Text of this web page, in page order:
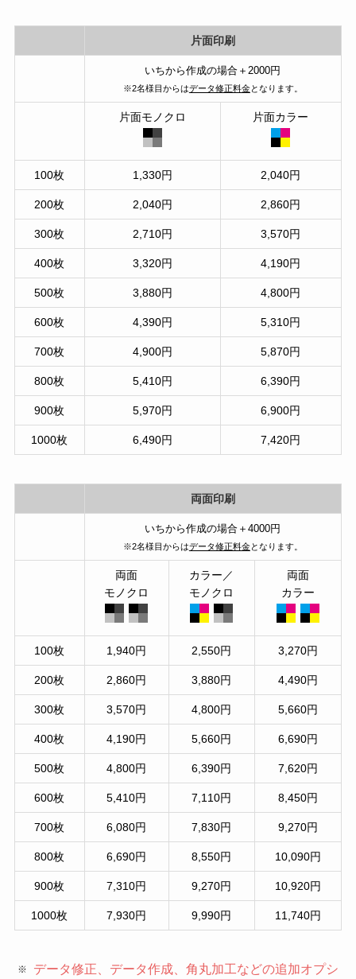
片面印刷
いちから作成の場合＋2000円
※2名様目からはデータ修正料金となります。
片面モノクロ 片面カラー
100枚 1,330円 2,040円
200枚 2,040円 2,860円
300枚 2,710円 3,570円
400枚 3,320円 4,190円
500枚 3,880円 4,800円
600枚 4,390円 5,310円
700枚 4,900円 5,870円
800枚 5,410円 6,390円
900枚 5,970円 6,900円
1000枚 6,490円 7,420円
両面印刷
いちから作成の場合＋4000円
※2名様目からはデータ修正料金となります。
両面
モノクロ
カラー／
モノクロ
両面
カラー
100枚 1,940円 2,550円 3,270円
200枚 2,860円 3,880円 4,490円
300枚 3,570円 4,800円 5,660円
400枚 4,190円 5,660円 6,690円
500枚 4,800円 6,390円 7,620円
600枚 5,410円 7,110円 8,450円
700枚 6,080円 7,830円 9,270円
800枚 6,690円 8,550円 10,090円
900枚 7,310円 9,270円 10,920円
1000枚 7,930円 9,990円 11,740円
データ修正、データ作成、角丸加工などの追加オプシ